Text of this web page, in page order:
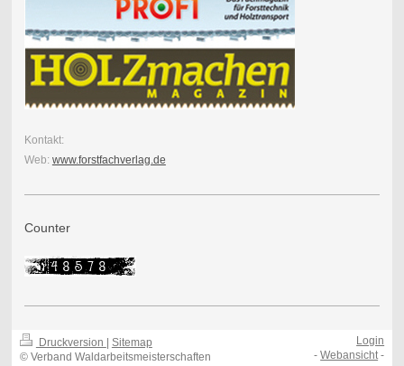
Kontakt:
Web: www.forstfachverlag.de
Counter
Druckversion
Sitemap
© Verband Waldarbeitsmeisterschaften
Login
-Webansicht-